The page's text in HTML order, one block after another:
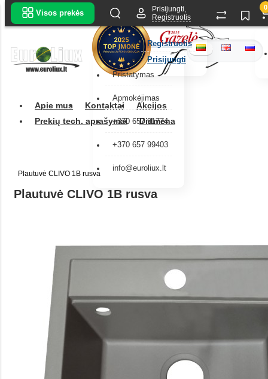
Pristatymas
Apmokėjimas
+370 657 91774
+370 657 99403
info@euroliux.lt
Apie mus Kontaktai
Akcijos
Prekių tech. aprašymai
Didmena
Visos prekės
Prisijungti,
Registruotis
Registruotis
Prisijungti
0
Plautuvė CLIVO 1B rusva
Plautuvė CLIVO 1B rusva